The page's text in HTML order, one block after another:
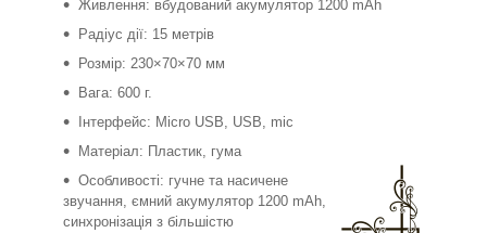
Живлення: вбудований акумулятор 1200 mAh
Радіус дії: 15 метрів
Розмір: 230×70×70 мм
Вага: 600 г.
Інтерфейс: Micro USB, USB, mic
Матеріал: Пластик, гума
Особливості: гучне та насичене
звучання, ємний акумулятор 1200 mAh,
синхронізація з більшістю